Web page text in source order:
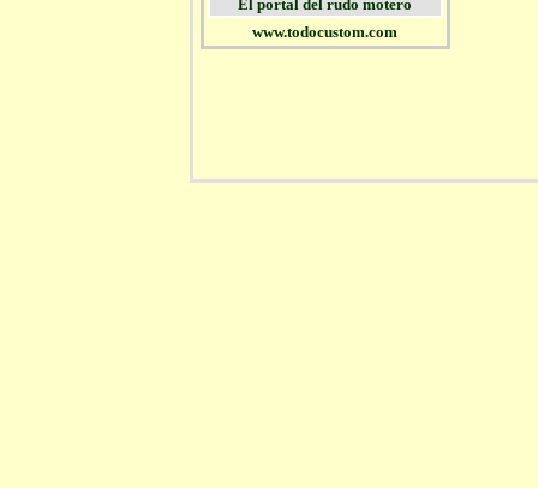
El portal del rudo motero
www.todocustom.com